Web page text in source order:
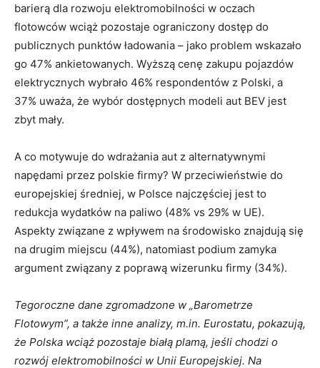
barierą dla rozwoju elektromobilności w oczach
flotowców wciąż pozostaje ograniczony dostęp do
publicznych punktów ładowania – jako problem wskazało
go 47% ankietowanych. Wyższą cenę zakupu pojazdów
elektrycznych wybrało 46% respondentów z Polski, a
37% uważa, że wybór dostępnych modeli aut BEV jest
zbyt mały.
A co motywuje do wdrażania aut z alternatywnymi
napędami przez polskie firmy? W przeciwieństwie do
europejskiej średniej, w Polsce najczęściej jest to
redukcja wydatków na paliwo (48% vs 29% w UE).
Aspekty związane z wpływem na środowisko znajdują się
na drugim miejscu (44%), natomiast podium zamyka
argument związany z poprawą wizerunku firmy (34%).
Tegoroczne dane zgromadzone w „Barometrze
Flotowym”, a także inne analizy, m.in. Eurostatu, pokazują,
że Polska wciąż pozostaje białą plamą, jeśli chodzi o
rozwój elektromobilności w Unii Europejskiej. Na